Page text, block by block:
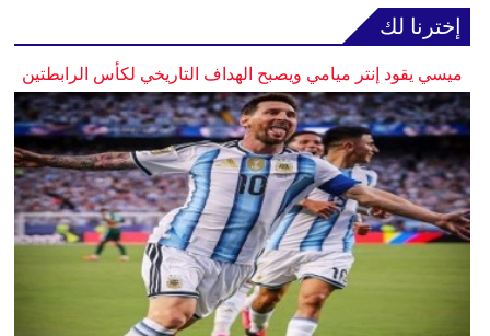
إخترنا لك
ميسي يقود إنتر ميامي ويصبح الهداف التاريخي لكأس الرابطتين